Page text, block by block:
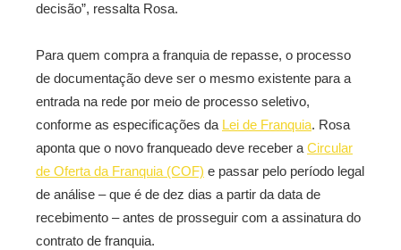
decisão”, ressalta Rosa.
Para quem compra a franquia de repasse, o processo
de documentação deve ser o mesmo existente para a
entrada na rede por meio de processo seletivo,
conforme as especificações da Lei de Franquia. Rosa
aponta que o novo franqueado deve receber a Circular
de Oferta da Franquia (COF) e passar pelo período legal
de análise – que é de dez dias a partir da data de
recebimento – antes de prosseguir com a assinatura do
contrato de franquia.